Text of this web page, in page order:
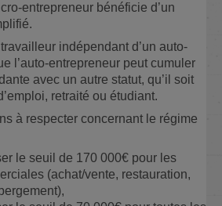
entrepreneur bénéficie d’un
indépendant d’un auto-
l’auto-entrepreneur peut cumuler
avec un autre statut, qu’il soit
retraité ou étudiant.
à respecter concernant le régime
le seuil de 170 000€ pour les
(achat/vente, restauration,